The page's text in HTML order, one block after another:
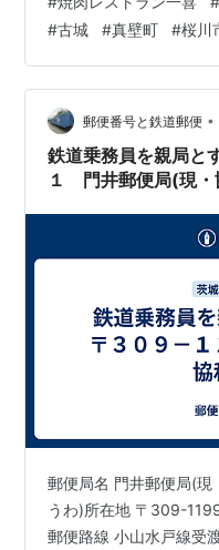
す。
ランチタイムに行きま
この日は桜川市方面で
でどこで食べようかお店
#古城 #真壁町 #桜川
郵便番号と鉄道郵便 •
鉄道乗務員を親局と
１ 門井郵便局(現・
郵便局名 門井郵便局(現
うわ)所在地 〒309-
郵便路線 小山水戸線受